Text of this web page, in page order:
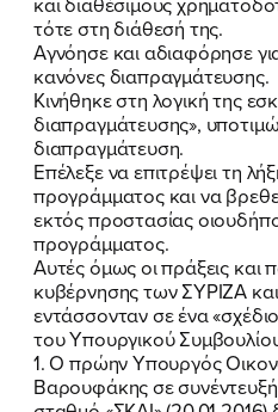
τότε στη διάθεσή της.
Αγνόησε και αδιαφόρησε
κανόνες διαπραγμάτευσης.
Κινήθηκε στη λογική της
διαπραγμάτευσης»,
διαπραγμάτευση.
Επέλεξε να επιτρέψει τη
προγράμματος και να
εκτός προστασίας
προγράμματος.
Αυτές όμως οι πράξεις και
κυβέρνησης των ΣΥΡΙΖΑ
εντάσσονταν σε ένα
του Υπουργικού
1. Ο πρώην Υπουργός
Βαρουφάκης σε